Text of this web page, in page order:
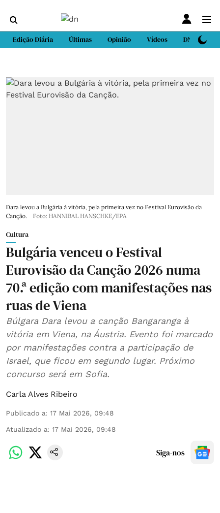
Edição Diária Últimas Opinião Vídeos DN Sport
Dara levou a Bulgária à vitória, pela primeira vez no Festival Eurovisão da
Canção.
Foto: HANNIBAL HANSCHKE/EPA
Cultura
Bulgária venceu o Festival
Eurovisão da Canção 2026 numa
70.ª edição com manifestações nas
ruas de Viena
Búlgara Dara levou a canção Bangaranga à
vitória em Viena, na Áustria. Evento foi marcado
por manifestações contra a participação de
Israel, que ficou em segundo lugar. Próximo
concurso será em Sofia.
Carla Alves Ribeiro
Publicado a: 17 Mai 2026, 09:48
Atualizado a: 17 Mai 2026, 09:48
Siga-nos